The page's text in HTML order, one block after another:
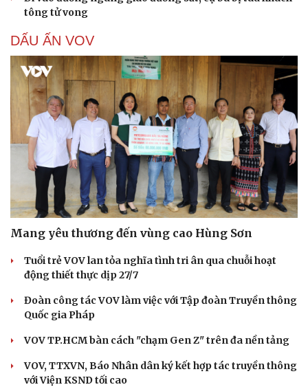
Sân khấu - Điện ảnh
Văn học
Âm nhạc
Di sản
tông tử vong
DẤU ẤN VOV
Mang yêu thương đến vùng cao Hùng Sơn
Tuổi trẻ VOV lan tỏa nghĩa tình tri ân qua chuỗi hoạt
động thiết thực dịp 27/7
Đoàn công tác VOV làm việc với Tập đoàn Truyền thông
Quốc gia Pháp
VOV TP.HCM bàn cách "chạm Gen Z" trên đa nền tảng
VOV, TTXVN, Báo Nhân dân ký kết hợp tác truyền thông
với Viện KSND tối cao